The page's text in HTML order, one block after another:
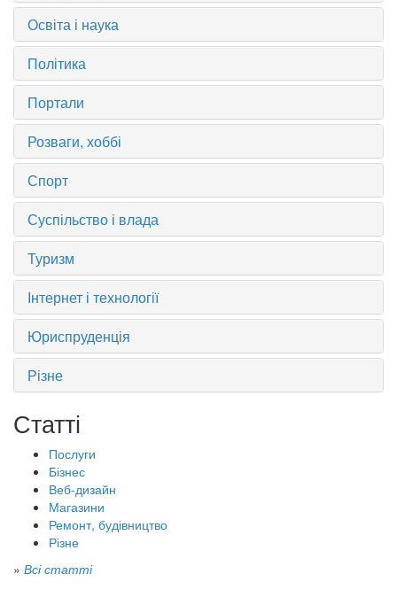
Освіта і наука
Політика
Портали
Розваги, хоббі
Спорт
Суспільство і влада
Туризм
Інтернет і технології
Юриспруденція
Різне
Статті
Послуги
Бізнес
Веб-дизайн
Магазини
Ремонт, будівництво
Різне
» Всі статті